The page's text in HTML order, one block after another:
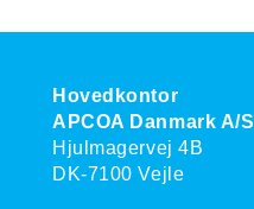
Hovedkontor
APCOA Danmark A/S
Hjulmagervej 4B
DK-7100 Vejle